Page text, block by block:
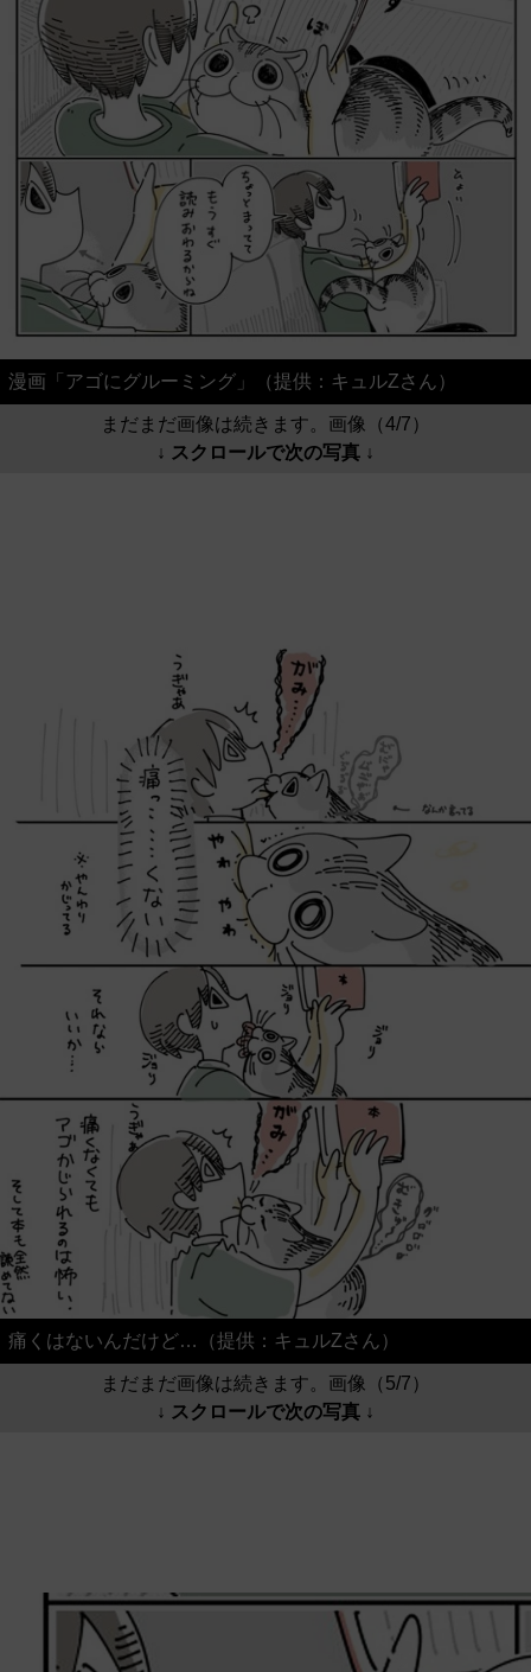
漫画「アゴにグルーミング」（提供：キュルZさん）
まだまだ画像は続きます。画像（4/7）
↓ スクロールで次の写真 ↓
痛くはないんだけど…（提供：キュルZさん）
まだまだ画像は続きます。画像（5/7）
↓ スクロールで次の写真 ↓